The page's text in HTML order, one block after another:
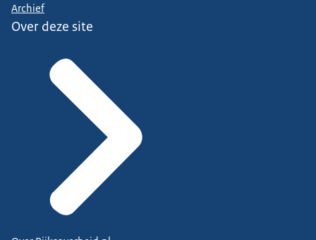
Archief
Over deze site